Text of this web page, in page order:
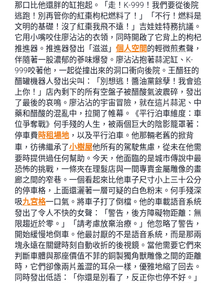
那口比他還胖的缸抱起。「走！K-999！我們要從後院
逃跑！別再管你的紅棗枸杞燃料了！」「不行！燃料是
文明的基礎！沒了紅棗我飛不遠！」吉娃娃特務抗議。
它用小嘴咬住廖沾沾的衣領，同時開啟了它背上的枸杞
推進器。推進器發出「滋滋」 個人空間的輕微煎煮聲，
伴隨著一股濃郁的蔘味爆發。廖沾沾抱著蒜泥缸、K-
999咬著他，一起從撞出來的洞口衝向後院。王醋狂的
醋罐機器人發出尖叫：「別想逃！醬油黨餘孽！我會追
上你！」店內剩下的所有空盤子被醋酸氣波震碎，發出
了最後的哀鳴。廖沾沾的宇宙冒險，就在這片蒜泥、中
藥和醋酸的混亂中，拉開了帷幕。《平行泊車維度：車
位爭奪戰》何手殘的人生，被兩個巨大的陰影籠罩著：
停車費時租場地 ，以及平行泊車。他那輛老舊的掀背
車，彷彿繼承了小樹屋他所有的駕駛焦慮，從未在他需
要時提供過任何幫助。今天，他面臨的是城市傳說中最
恐怖的挑戰，一條夾在理髮店與一間專賣金屬雕像的畫
廊之間的窄巷。一個看起來比他車子尺寸小上三十公分
的停車格，上面還灑著一層可疑的白色粉末。何手殘深
吸九宮格一口氣。將車子打了倒檔。他的車載語音系統
發出了令人不快的女聲：「警告，後方障礙物距離：無
限趨近於零。」「請考慮放棄治療。」他忽略了警告，
開始緩慢地倒車。他最討厭的不是語音系統，而是那兩
塊永遠在關鍵時刻自動收折的後視鏡。當他需要它們來
判斷車體與那座價值不菲的銅製獨角獸雕像之間的距離
時，它們卻像兩片羞澀的耳朵一樣，優雅地縮了回去。
同時發出低語：「你還是別看了，反正你也停不好。」